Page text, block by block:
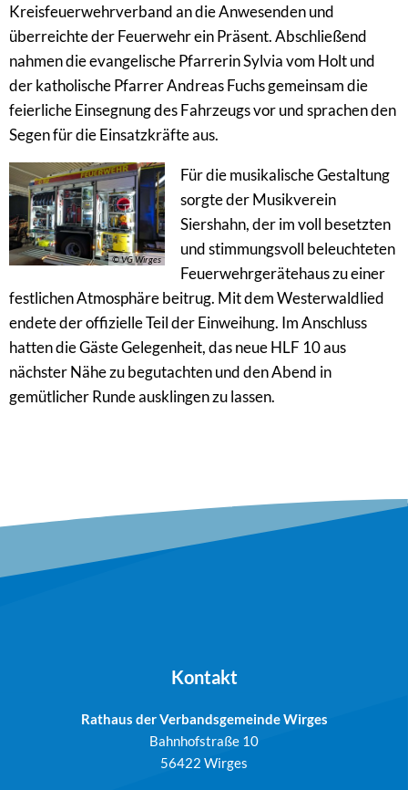
Kreisfeuerwehrverband an die Anwesenden und
überreichte der Feuerwehr ein Präsent. Abschließend
nahmen die evangelische Pfarrerin Sylvia vom Holt und
der katholische Pfarrer Andreas Fuchs gemeinsam die
feierliche Einsegnung des Fahrzeugs vor und sprachen den
Segen für die Einsatzkräfte aus.
© VG Wirges
Für die musikalische Gestaltung
sorgte der Musikverein
Siershahn, der im voll besetzten
und stimmungsvoll beleuchteten
Feuerwehrgerätehaus zu einer
festlichen Atmosphäre beitrug. Mit dem Westerwaldlied
endete der offizielle Teil der Einweihung. Im Anschluss
hatten die Gäste Gelegenheit, das neue HLF 10 aus
nächster Nähe zu begutachten und den Abend in
gemütlicher Runde ausklingen zu lassen.
Kontakt
Rathaus der Verbandsgemeinde Wirges
Bahnhofstraße 10
56422 Wirges